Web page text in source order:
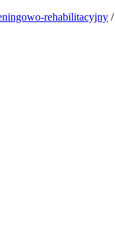
rehabilitacyjny /